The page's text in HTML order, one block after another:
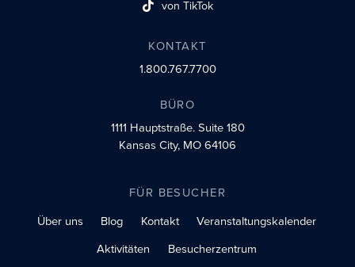
Link zum sozialen Profil
von TikTok
KONTAKT
1.800.767.7700
BÜRO
1111 Hauptstraße.Suite 180
Kansas City, MO 64106
FÜR BESUCHER
Über uns
Blog Kontakt
Veranstaltungskalender
Aktivitäten
Besucherzentrum